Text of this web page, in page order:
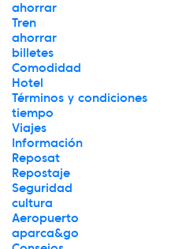
ahorrar
Tren
ahorrar
billetes
Comodidad
Hotel
Términos y condiciones
tiempo
Viajes
Información
Reposat
Repostaje
Seguridad
cultura
Aeropuerto
aparca&go